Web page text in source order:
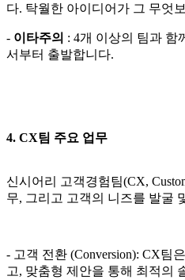
다. 탁월한 아이디어가 그 무엇
- 이타주의 : 4개 이상의 팀과 함
서부터 출발합니다.
4. CX팀 주요 업무
신시어리 고객경험팀(CX,
무, 그리고 고객의 니즈를 발굴
- 고객 전환 (Conversion): CX팀
고, 맞춤형 제안을 통해 최적의